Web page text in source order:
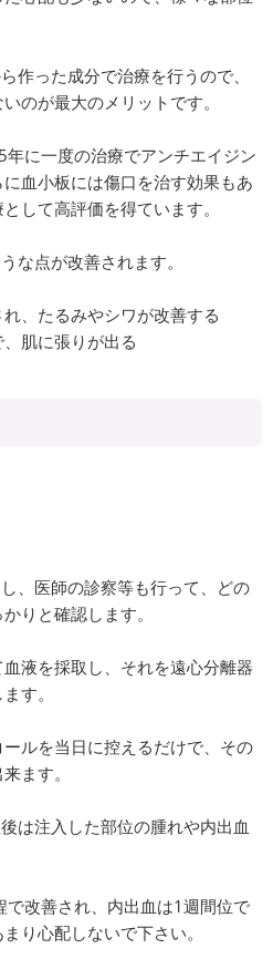
作った成分で治療を行うので、
のが最大のメリットです。
に一度の治療でアンチエイジン
血小板には傷口を治す効果もあ
して高評価を得ています。
な点が改善されます。
、たるみやシワが改善する
肌に張りが出る
、医師の診察等も行って、どの
りと確認します。
液を採取し、それを遠心分離器
す。
ルを当日に控えるだけで、その
ます。
は注入した部位の腫れや内出血
改善され、内出血は1週間位で
り心配しないで下さい。